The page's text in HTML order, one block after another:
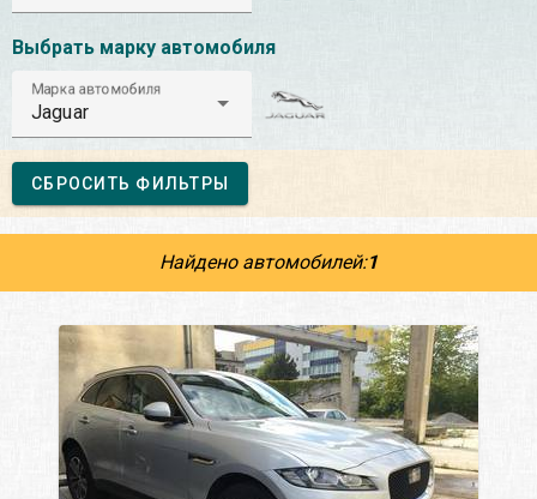
Выбрать марку автомобиля
Марка автомобиля
Jaguar
СБРОСИТЬ ФИЛЬТРЫ
Найдено автомобилей:1